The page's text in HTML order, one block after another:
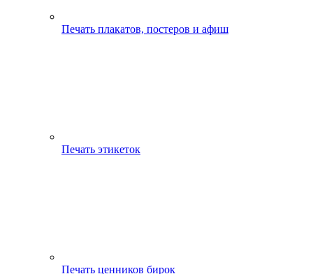
Печать плакатов, постеров и афиш
Печать этикеток
Печать ценников бирок